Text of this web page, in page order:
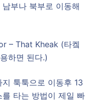
부나 북부로 이동해
– That Kheak (타켘
하면 된다.)
툭툭으로 이동후 13
타는 방법이 제일 빠